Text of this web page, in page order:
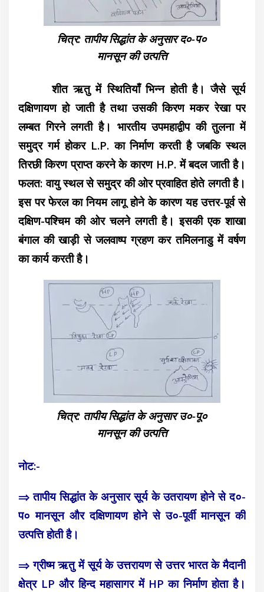
चित्र: तापीय सिद्धांत के अनुसार द०-प०
मानसून की उत्पत्ति
शीत ऋतु में स्थितियाँ भिन्न होती है। जैसे सूर्य
दक्षिणायण हो जाती है तथा उसकी किरण मकर रेखा पर
लम्बत गिरने लगती है। भारतीय उपमहाद्वीप की तुलना में
समुद्र गर्म होकर L.P. का निर्माण करती है जबकि स्थल
तिरछी किरण प्राप्त करने के कारण H.P. में बदल जाती है।
फलत: वायु स्थल से समुद्र की ओर प्रवाहित होते लगती है।
इस पर फेरल का नियम लागू होने के कारण यह उत्तर-पूर्व से
दक्षिण-पश्चिम की ओर चलने लगती है। इसकी एक शाखा
बंगाल की खाड़ी से जलवाष्प ग्रहण कर तमिलनाडु में वर्षण
का कार्य करती है।
चित्र: तापीय सिद्धांत के अनुसार उ०-पू०
मानसून की उत्पत्ति
नोट:-
⇒ तापीय सिद्धांत के अनुसार सूर्य के उतरायण होने से द०-
प० मानसून और दक्षिणायण होने से उ०-पूर्वी मानसून की
उत्पत्ति होती है।
⇒ ग्रीष्म ऋतु में सूर्य के उत्तरायण से उत्तर भारत के मैदानी
क्षेत्र LP और हिन्द महासागर में HP का निर्माण होता है।